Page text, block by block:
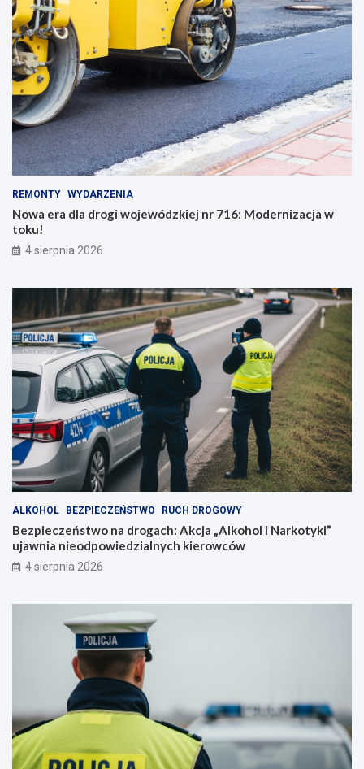
REMONTY WYDARZENIA
Nowa era dla drogi wojewódzkiej nr 716: Modernizacja w
toku!
4 sierpnia 2026
ALKOHOL BEZPIECZEŃSTWO RUCH DROGOWY
Bezpieczeństwo na drogach: Akcja „Alkohol i Narkotyki”
ujawnia nieodpowiedzialnych kierowców
4 sierpnia 2026